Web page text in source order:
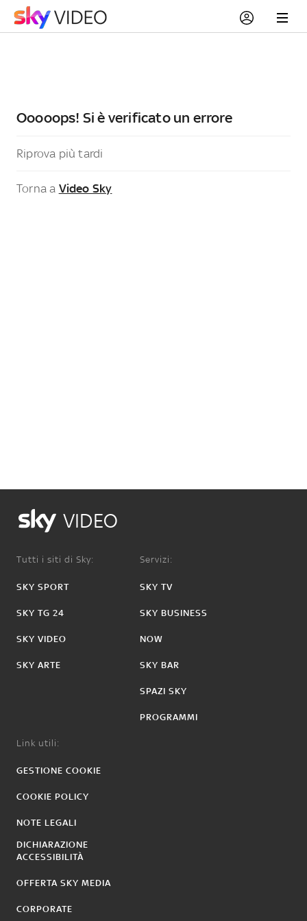
Ooooops! Si è verificato un errore
Riprova più tardi
Torna a Video Sky
VIDEO
Tutti i siti di Sky:
SKY SPORT
SKY TG 24
SKY VIDEO
SKY ARTE
Servizi:
SKY TV
SKY BUSINESS
NOW
SKY BAR
SPAZI SKY
PROGRAMMI
Link utili:
GESTIONE COOKIE
COOKIE POLICY
NOTE LEGALI
DICHIARAZIONE
ACCESSIBILITÀ
OFFERTA SKY MEDIA
CORPORATE